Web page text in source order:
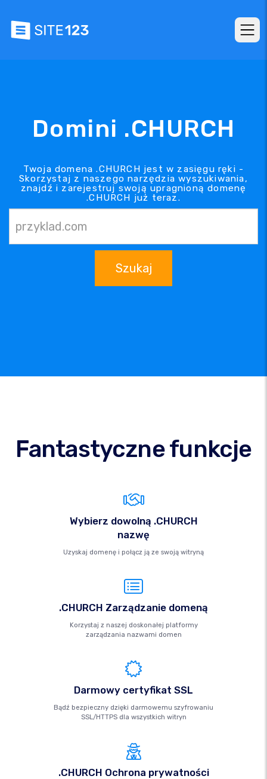
Domini .CHURCH
Twoja domena .CHURCH jest w zasięgu ręki -
Skorzystaj z naszego narzędzia wyszukiwania,
znajdź i zarejestruj swoją upragnioną domenę
.CHURCH już teraz.
Szukaj
Fantastyczne funkcje
Wybierz dowolną .CHURCH
nazwę
Uzyskaj domenę i połącz ją ze swoją witryną
.CHURCH Zarządzanie domeną
Korzystaj z naszej doskonałej platformy
zarządzania nazwami domen
Darmowy certyfikat SSL
Bądź bezpieczny dzięki darmowemu szyfrowaniu
SSL/HTTPS dla wszystkich witryn
.CHURCH Ochrona prywatności